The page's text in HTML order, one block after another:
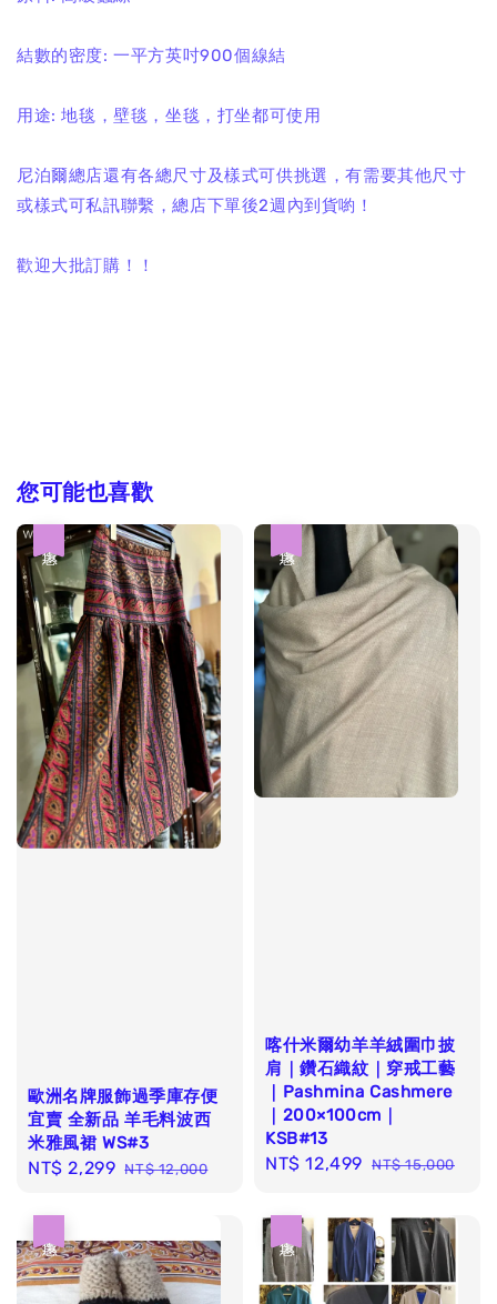
結數的密度: 一平方英吋900個線結
用途: 地毯，壁毯，坐毯，打坐都可使用
尼泊爾總店還有各總尺寸及樣式可供挑選，有需要其他尺寸
或樣式可私訊聯繫，總店下單後2週內到貨喲！
歡迎大批訂購！！
您可能也喜歡
歐洲名牌服飾過季庫存便
宜賣 全新品 羊毛料波西
米雅風裙 WS#3
Sale
NT$ 2,299 Regular
NT$ 12,000
喀什米爾幼羊羊絨圍巾披
肩｜鑽石織紋｜穿戒工藝
｜Pashmina Cashmere
｜200×100cm｜
KSB#13
Sale
NT$ 12,499 Regular
NT$ 15,000